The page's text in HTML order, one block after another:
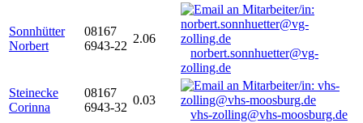
Sonnhütter
Norbert
08167
6943-22
2.06
norbert.sonnhuetter@vg-
zolling.de
Steinecke
Corinna
08167
6943-32
0.03
vhs-zolling@vhs-moosburg.de